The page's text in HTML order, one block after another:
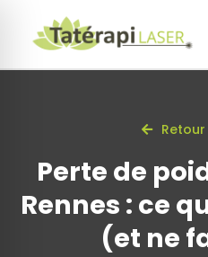
Perte de
Rennes : ce
(et ne